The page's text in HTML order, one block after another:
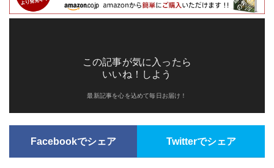
この記事が気に入ったら
いいね！しよう
最新記事を心を込めて毎日お届け！
Facebookでシェア Twitterでシェア